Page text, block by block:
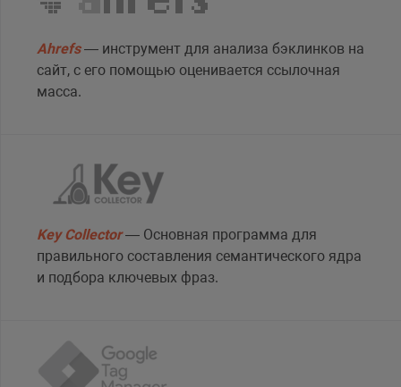
Ahrefs— инструмент для анализа бэклинков на
сайт, с его помощью оценивается ссылочная
масса.
Key Collector— Основная программа для
правильного составления семантического ядра
и подбора ключевых фраз.